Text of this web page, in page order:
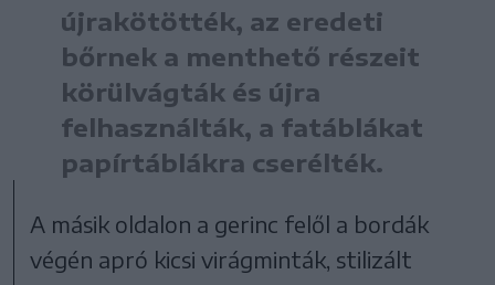
újrakötötték, az eredeti
bőrnek a menthető részeit
körülvágták és újra
felhasználták, a fatáblákat
papírtáblákra cserélték.
A másik oldalon a gerinc felől a bordák
végén apró kicsi virágminták, stilizált